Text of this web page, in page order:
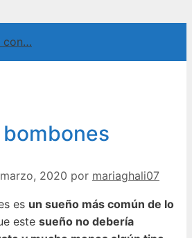
2020 por mariaghali07
es un sueño más común de lo
este sueño no debería